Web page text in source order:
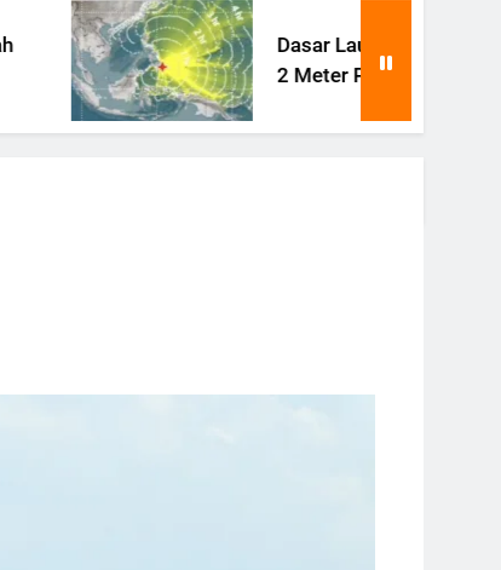
Dasar Laut Filipina Terangkat
2 Meter Pasca Gempa Besar